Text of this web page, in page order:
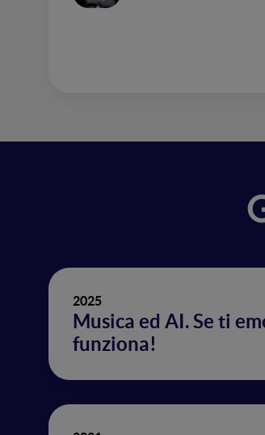
2025
Musica ed AI. Se ti
funziona!